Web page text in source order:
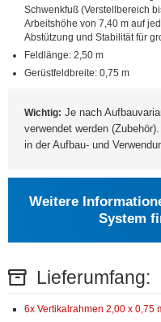
Schwenkfuß (Verstellbereich
Arbeitshöhe von 7,40 m auf
Abstützung und Stabilität für
Feldlänge: 2,50 m
Gerüstfeldbreite: 0,75 m
Wichtig: Je nach
verwendet werden
in der Aufbau- und
Weitere
System
Lieferumfang:
6x Vertikalrahmen 2,00 x 0,75